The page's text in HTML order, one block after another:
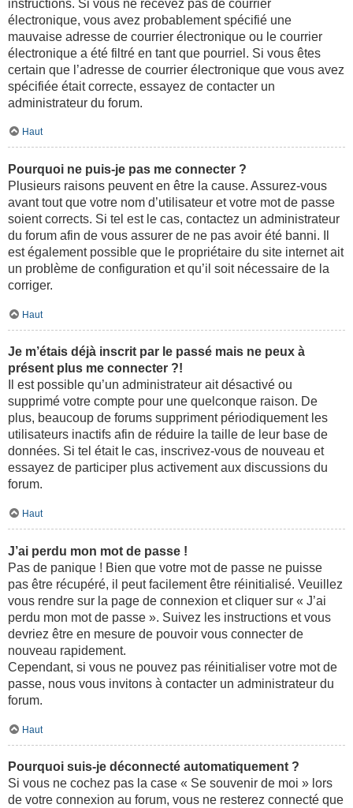
instructions. Si vous ne recevez pas de courrier
électronique, vous avez probablement spécifié une
mauvaise adresse de courrier électronique ou le courrier
électronique a été filtré en tant que pourriel. Si vous êtes
certain que l’adresse de courrier électronique que vous avez
spécifiée était correcte, essayez de contacter un
administrateur du forum.
Haut
Pourquoi ne puis-je pas me connecter ?
Plusieurs raisons peuvent en être la cause. Assurez-vous
avant tout que votre nom d’utilisateur et votre mot de passe
soient corrects. Si tel est le cas, contactez un administrateur
du forum afin de vous assurer de ne pas avoir été banni. Il
est également possible que le propriétaire du site internet ait
un problème de configuration et qu’il soit nécessaire de la
corriger.
Haut
Je m’étais déjà inscrit par le passé mais ne peux à
présent plus me connecter ?!
Il est possible qu’un administrateur ait désactivé ou
supprimé votre compte pour une quelconque raison. De
plus, beaucoup de forums suppriment périodiquement les
utilisateurs inactifs afin de réduire la taille de leur base de
données. Si tel était le cas, inscrivez-vous de nouveau et
essayez de participer plus activement aux discussions du
forum.
Haut
J’ai perdu mon mot de passe !
Pas de panique ! Bien que votre mot de passe ne puisse
pas être récupéré, il peut facilement être réinitialisé. Veuillez
vous rendre sur la page de connexion et cliquer sur « J’ai
perdu mon mot de passe ». Suivez les instructions et vous
devriez être en mesure de pouvoir vous connecter de
nouveau rapidement.
Cependant, si vous ne pouvez pas réinitialiser votre mot de
passe, nous vous invitons à contacter un administrateur du
forum.
Haut
Pourquoi suis-je déconnecté automatiquement ?
Si vous ne cochez pas la case « Se souvenir de moi » lors
de votre connexion au forum, vous ne resterez connecté que